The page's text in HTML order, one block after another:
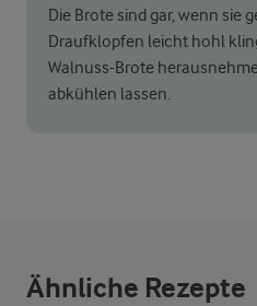
Die Brote sind gar, wenn sie
Draufklopfen leicht hohl
Walnuss-Brote
abkühlen lassen.
Ähnliche Rezepte